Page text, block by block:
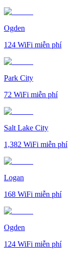
Ogden
124 WiFi miễn phí
Park City
72 WiFi miễn phí
Salt Lake City
1,382 WiFi miễn phí
Logan
168 WiFi miễn phí
Ogden
124 WiFi miễn phí